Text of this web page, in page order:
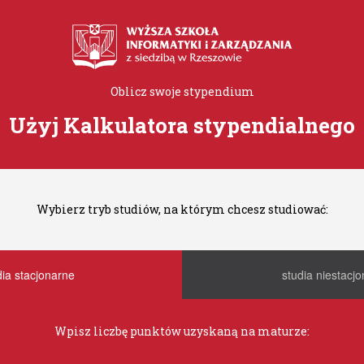
Oblicz swoje stypendium
Użyj Kalkulatora stypendialnego
Wybierz tryb studiów, na którym chcesz studiować:
stacjonarne studia
Wpisz liczbę punktów uzyskaną na maturze: